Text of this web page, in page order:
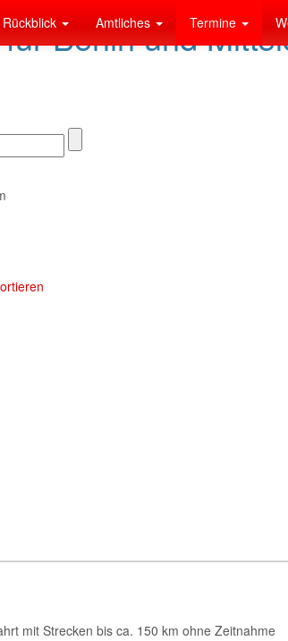
Rückblick Amtliches Termine
Berlin und
mit Strecken bis ca. 150 km ohne Zeitnahme